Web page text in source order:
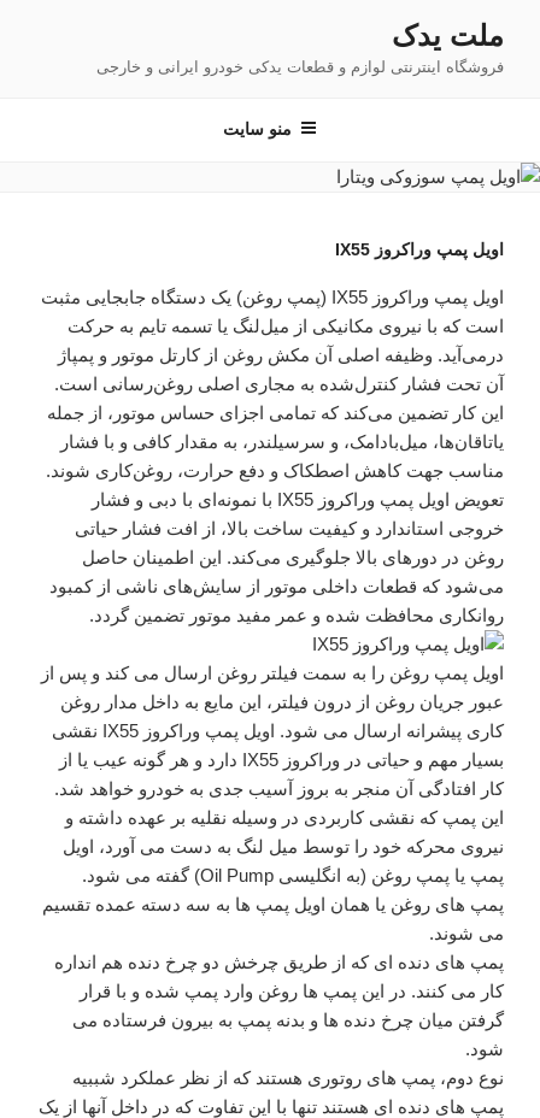
محتوا
ملت یدک
فروشگاه اینترنتی لوازم و قطعات یدکی خودرو ایرانی و خارجی
منو سایت
اویل پمپ وراکروز IX55
اویل پمپ وراکروز IX55 (پمپ روغن) یک دستگاه جابجایی مثبت
است که با نیروی مکانیکی از میل‌لنگ یا تسمه تایم به حرکت
درمی‌آید. وظیفه اصلی آن مکش روغن از کارتل موتور و پمپاژ
آن تحت فشار کنترل‌شده به مجاری اصلی روغن‌رسانی است.
این کار تضمین می‌کند که تمامی اجزای حساس موتور، از جمله
یاتاقان‌ها، میل‌بادامک، و سرسیلندر، به مقدار کافی و با فشار
مناسب جهت کاهش اصطکاک و دفع حرارت، روغن‌کاری شوند.
تعویض اویل پمپ وراکروز IX55 با نمونه‌ای با دبی و فشار
خروجی استاندارد و کیفیت ساخت بالا، از افت فشار حیاتی
روغن در دورهای بالا جلوگیری می‌کند. این اطمینان حاصل
می‌شود که قطعات داخلی موتور از سایش‌های ناشی از کمبود
روانکاری محافظت شده و عمر مفید موتور تضمین گردد.
اویل پمپ روغن را به سمت فیلتر روغن ارسال می کند و پس از
عبور جریان روغن از درون فیلتر، این مایع به داخل مدار روغن
کاری پیشرانه ارسال می شود. اویل پمپ وراکروز IX55 نقشی
بسیار مهم و حیاتی در وراکروز IX55 دارد و هر گونه عیب یا از
کار افتادگی آن منجر به بروز آسیب جدی به خودرو خواهد شد.
این پمپ که نقشی کاربردی در وسیله نقلیه بر عهده داشته و
نیروی محرکه خود را توسط میل لنگ به دست می آورد، اویل
پمپ یا پمپ روغن (به انگلیسی Oil Pump) گفته می شود.
پمپ های روغن یا همان اویل پمپ ها به سه دسته عمده تقسیم
می شوند.
پمپ های دنده ای که از طریق چرخش دو چرخ دنده هم انداره
کار می کنند. در این پمپ ها روغن وارد پمپ شده و با قرار
گرفتن میان چرخ دنده ها و بدنه پمپ به بیرون فرستاده می
شود.
نوع دوم، پمپ های روتوری هستند که از نظر عملکرد شببیه
پمپ های دنده ای هستند تنها با این تفاوت که در داخل آنها از یک